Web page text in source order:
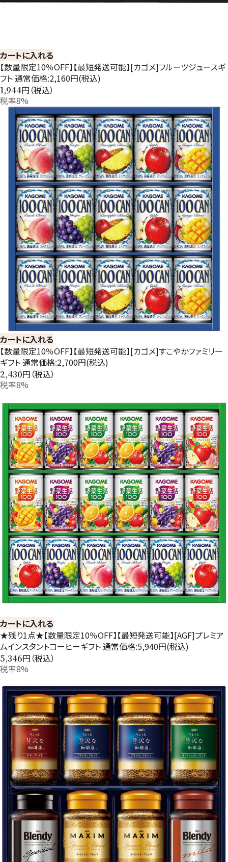
カートに入れる
【数量限定10％OFF】【最短発送可能】[カゴメ]フルーツジュースギ
フト 通常価格:2,160円(税込)
1,944円（税込）
税率8%
カートに入れる
【数量限定10％OFF】【最短発送可能】[カゴメ]すこやかファミリー
ギフト 通常価格:2,700円(税込)
2,430円（税込）
税率8%
カートに入れる
★残り1点★【数量限定10％OFF】【最短発送可能】[AGF]プレミア
ムインスタントコーヒーギフト 通常価格:5,940円(税込)
5,346円（税込）
税率8%